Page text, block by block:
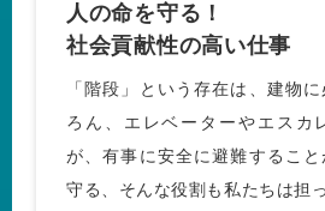
人の命を守る！
社会貢献性の高い仕事
「階段」という存在は、建物
ろん、エレベーターやエスカ
が、有事に安全に避難するこ
守る、そんな役割も私たちは担